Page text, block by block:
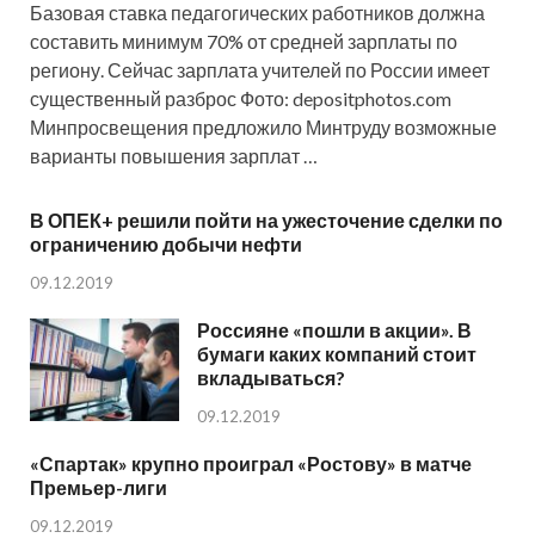
Базовая ставка педагогических работников должна
составить минимум 70% от средней зарплаты по
региону. Сейчас зарплата учителей по России имеет
существенный разброс Фото: depositphotos.com
Минпросвещения предложило Минтруду возможные
варианты повышения зарплат …
В ОПЕК+ решили пойти на ужесточение сделки по
ограничению добычи нефти
09.12.2019
Россияне «пошли в акции». В
бумаги каких компаний стоит
вкладываться?
09.12.2019
«Спартак» крупно проиграл «Ростову» в матче
Премьер-лиги
09.12.2019